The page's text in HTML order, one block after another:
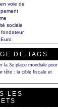
voie de
sociale
fondateur
DE TAGS
la 3e place mondiale pour
tête : la cible fiscale et
LES